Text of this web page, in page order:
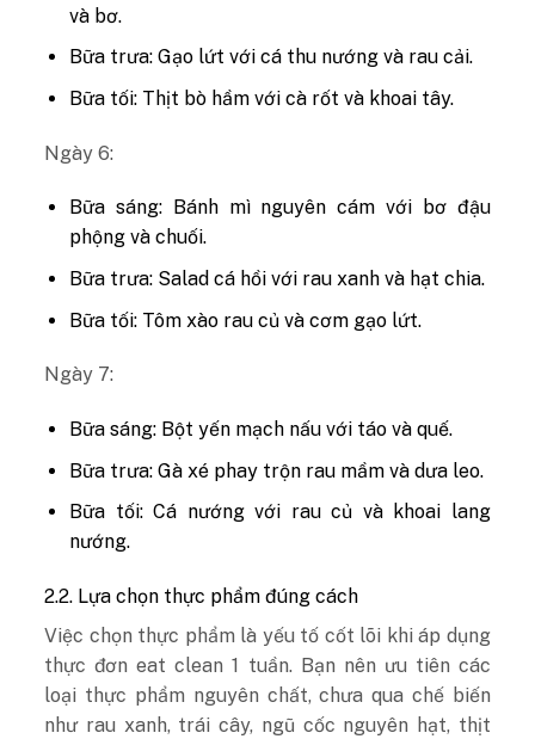
và bơ.
Bữa trưa: Gạo lứt với cá thu nướng và rau cải.
Bữa tối: Thịt bò hầm với cà rốt và khoai tây.
Ngày 6:
Bữa sáng: Bánh mì nguyên cám với bơ đậu
phộng và chuối.
Bữa trưa: Salad cá hồi với rau xanh và hạt chia.
Bữa tối: Tôm xào rau củ và cơm gạo lứt.
Ngày 7:
Bữa sáng: Bột yến mạch nấu với táo và quế.
Bữa trưa: Gà xé phay trộn rau mầm và dưa leo.
Bữa tối: Cá nướng với rau củ và khoai lang
nướng.
2.2. Lựa chọn thực phẩm đúng cách
Việc chọn thực phẩm là yếu tố cốt lõi khi áp dụng
thực đơn eat clean 1 tuần. Bạn nên ưu tiên các
loại thực phẩm nguyên chất, chưa qua chế biến
như rau xanh, trái cây, ngũ cốc nguyên hạt, thịt